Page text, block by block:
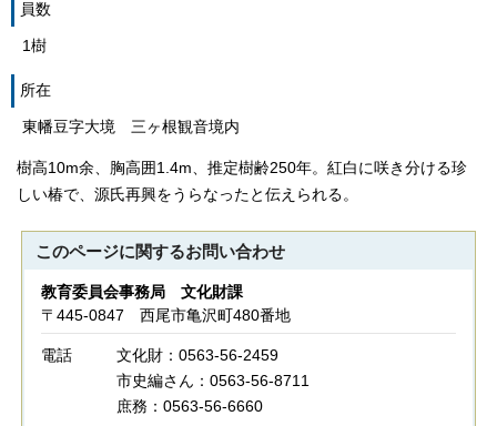
員数
1樹
所在
東幡豆字大境 三ヶ根観音境内
樹高10m余、胸高囲1.4m、推定樹齢250年。紅白に咲き分ける珍
しい椿で、源氏再興をうらなったと伝えられる。
このページに関するお問い合わせ
教育委員会事務局 文化財課
〒445-0847 西尾市亀沢町480番地
電話
文化財：0563-56-2459
市史編さん：0563-56-8711
庶務：0563-56-6660